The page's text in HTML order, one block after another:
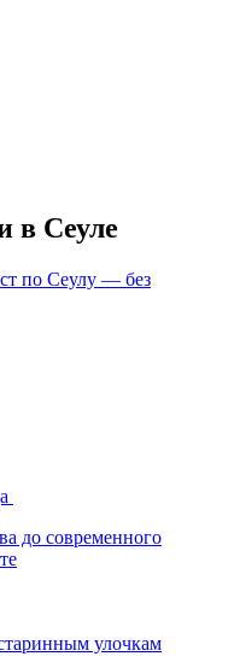
в Сеуле
до современного